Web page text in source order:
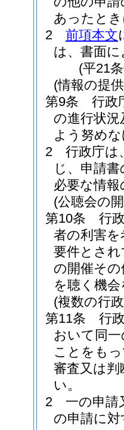
あったと
2
前項本文
は、書面
(平21
(情報の提
第9条
行政
の進行状
よう努め
2
行政庁は
じ、申請
必要な情
(公聴会の
第10条
行
者の利害
要件とさ
の開催そ
を聴く機
(複数の行
第11条
行
おいて同
ことをも
審査又は
い。
2
一の申請
の申請に